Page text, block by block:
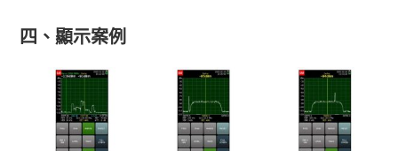
四、顯示案例